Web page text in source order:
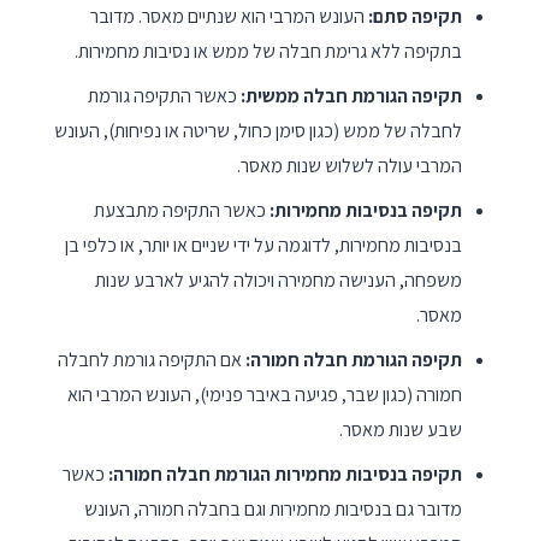
תקיפה סתם: העונש המרבי הוא שנתיים מאסר. מדובר
בתקיפה ללא גרימת חבלה של ממש או נסיבות מחמירות.
תקיפה הגורמת חבלה ממשית: כאשר התקיפה גורמת
לחבלה של ממש (כגון סימן כחול, שריטה או נפיחות), העונש
המרבי עולה לשלוש שנות מאסר.
תקיפה בנסיבות מחמירות: כאשר התקיפה מתבצעת
בנסיבות מחמירות, לדוגמה על ידי שניים או יותר, או כלפי בן
משפחה, הענישה מחמירה ויכולה להגיע לארבע שנות
מאסר.
תקיפה הגורמת חבלה חמורה:אם התקיפה גורמת לחבלה
חמורה (כגון שבר, פגיעה באיבר פנימי), העונש המרבי הוא
שבע שנות מאסר.
תקיפה בנסיבות מחמירות הגורמת חבלה חמורה: כאשר
מדובר גם בנסיבות מחמירות וגם בחבלה חמורה, העונש